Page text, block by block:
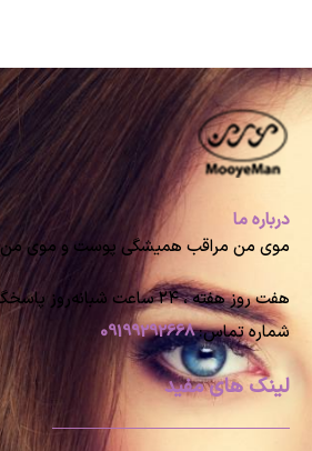
درباره ما
موی من مراقب همیشگی پوست و موی من
هفت روز هفته ، ۲۴ ساعت شبانه‌روز پاسخگوی شما هستیم
شماره تماس:09199292668
لینک های مفید